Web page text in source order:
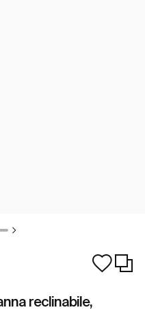
reclinabile,